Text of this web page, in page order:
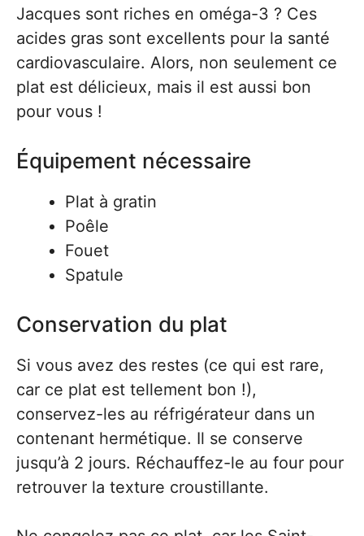
Jacques sont riches en oméga-3 ? Ces
acides gras sont excellents pour la santé
cardiovasculaire. Alors, non seulement ce
plat est délicieux, mais il est aussi bon
pour vous !
Équipement nécessaire
Plat à gratin
Poêle
Fouet
Spatule
Conservation du plat
Si vous avez des restes (ce qui est rare,
car ce plat est tellement bon !),
conservez-les au réfrigérateur dans un
contenant hermétique. Il se conserve
jusqu’à 2 jours. Réchauffez-le au four pour
retrouver la texture croustillante.